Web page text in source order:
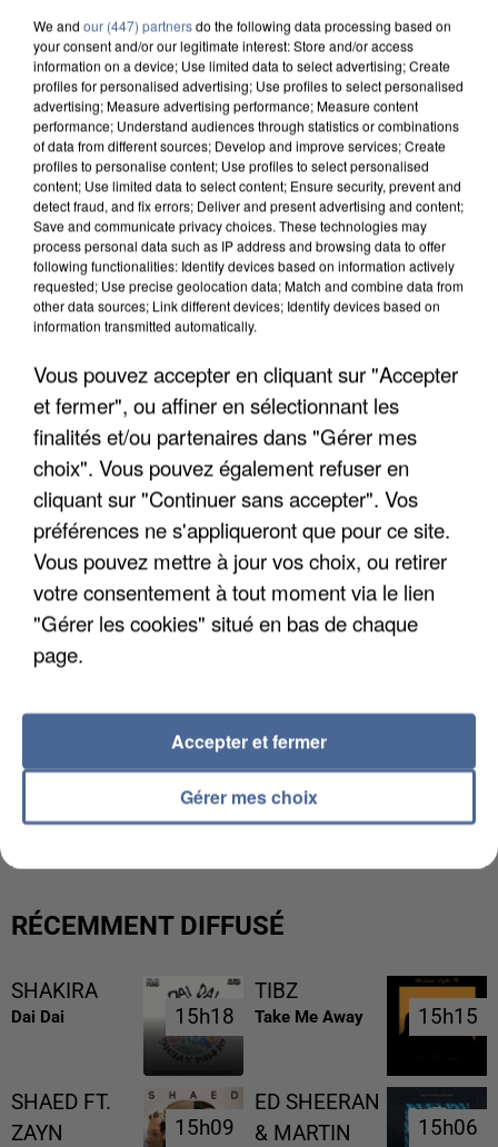
LES DONNÉES DE 300 000 CLIENTS DÉROBÉES À
INTERMARCHÉ APRÈS UNE...
LES FRANÇAIS, FANS DE LA FLEMME
RÉCEMMENT DIFFUSÉ
SHAKIRA
Dai Dai 15h18
15h18
TIBZ
Take Me Away 15h15
15h15
SHAED FT.
ZAYN
15h09
15h09
ED SHEERAN
& MARTIN
15h06
15h06
We and our (447) partnersdo the following data processing based on
your consent and/or our legitimate interest: Store and/or access
information on a device; Use limited data to select advertising; Create
profiles for personalised advertising; Use profiles to select personalised
advertising; Measure advertising performance; Measure content
performance; Understand audiences through statistics or combinations
of data from different sources; Develop and improve services; Create
profiles to personalise content; Use profiles to select personalised
content; Use limited data to select content; Ensure security, prevent and
detect fraud, and fix errors; Deliver and present advertising and content;
Save and communicate privacy choices. These technologies may
process personal data such as IP address and browsing data to offer
following functionalities: Identify devices based on information actively
requested; Use precise geolocation data; Match and combine data from
other data sources; Link different devices; Identify devices based on
information transmitted automatically.
Vous pouvez accepter en cliquant sur "Accepter
et fermer", ou affiner en sélectionnant les
finalités et/ou partenaires dans "Gérer mes
choix". Vous pouvez également refuser en
cliquant sur "Continuer sans accepter". Vos
préférences ne s'appliqueront que pour ce site.
Vous pouvez mettre à jour vos choix, ou retirer
votre consentement à tout moment via le lien
"Gérer les cookies" situé en bas de chaque
page.
Gérer mes choix
Accepter et fermer